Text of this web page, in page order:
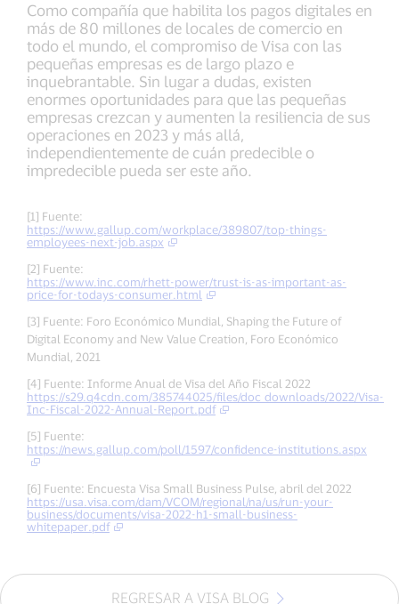
Como compañía que habilita los pagos digitales en
más de 80 millones de locales de comercio en
todo el mundo, el compromiso de Visa con las
pequeñas empresas es de largo plazo e
inquebrantable. Sin lugar a dudas, existen
enormes oportunidades para que las pequeñas
empresas crezcan y aumenten la resiliencia de sus
operaciones en 2023 y más allá,
independientemente de cuán predecible o
impredecible pueda ser este año.
[1] Fuente:
https://www.gallup.com/workplace/389807/top-things-
employees-next-job.aspx
[2] Fuente:
https://www.inc.com/rhett-power/trust-is-as-important-as-
price-for-todays-consumer.html
[3] Fuente: Foro Económico Mundial, Shaping the Future of
Digital Economy and New Value Creation, Foro Económico
Mundial, 2021
[4] Fuente: Informe Anual de Visa del Año Fiscal 2022
https://s29.q4cdn.com/385744025/files/doc_downloads/2022/Visa-
Inc-Fiscal-2022-Annual-Report.pdf
[5] Fuente:
https://news.gallup.com/poll/1597/confidence-institutions.aspx
[6] Fuente: Encuesta Visa Small Business Pulse, abril del 2022
https://usa.visa.com/dam/VCOM/regional/na/us/run-your-
business/documents/visa-2022-h1-small-business-
whitepaper.pdf
REGRESAR A VISA BLOG